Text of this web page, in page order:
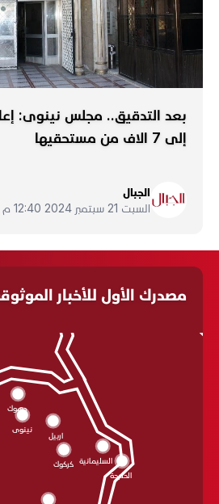
بعد التدقيق.. مجلس نينوى:
إلى 7 الاف من مستحقيها
الجبال
السبت 21 سبتمبر 2024 12:40 م
مصدرك الأول للأخبار
الحلبجة
السليمانية كركوك
اربيل
دهوك
نينوى